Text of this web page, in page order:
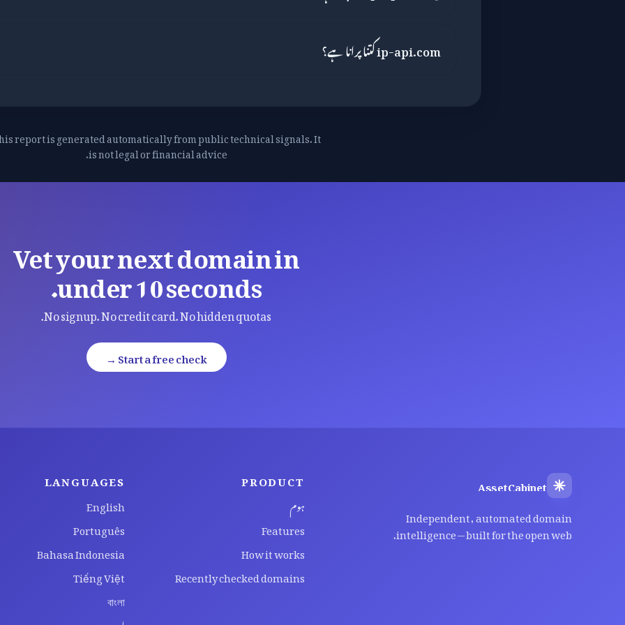
ip-api.com کتنا پرانا ہے؟
report is generated automatically from public technical signals. It
is not legal or financial advice.
Vet your next domain in
under 10 seconds.
No signup. No credit card. No hidden quotas.
Start a free check →
AssetCabinet
Independent, automated domain
intelligence — built for the open web.
PRODUCT
ہوم
Features
How it works
Recently checked domains
LANGUAGES
English
Português
Bahasa Indonesia
Tiếng Việt
বাংলা